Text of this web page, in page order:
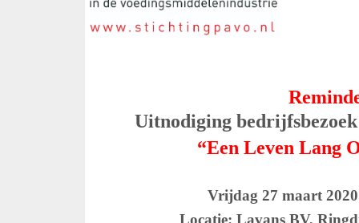
Uitnodiging
“Een Leven Lang
Vrijdag 27 maart 2020